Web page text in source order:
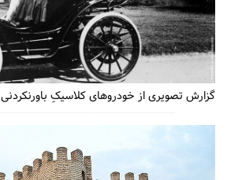
گزارش تصویری از خودروهای کلاسیکِ باورنکردنی